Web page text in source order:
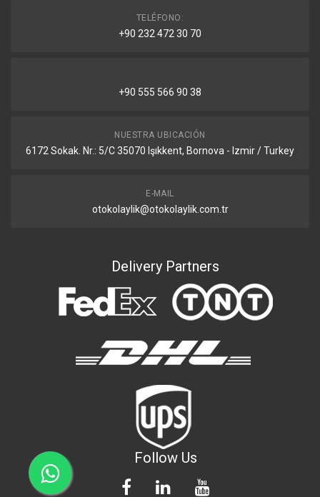
TELÉFONO:
+90 232 472 30 70
+90 555 566 90 38
NUESTRA UBICACIÓN
6172 Sokak. Nr.: 5/C 35070 Işıkkent, Bornova - Izmir / Turkey
E-MAIL
otokolaylik@otokolaylik.com.tr
Delivery Partners
Follow Us